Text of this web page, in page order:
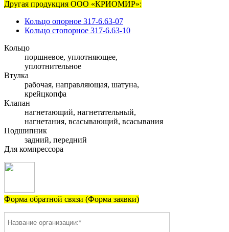
Другая продукция ООО «КРИОМИР»:
Кольцо опорное 317-6.63-07
Кольцо стопорное 317-6.63-10
Кольцо
поршневое, уплотняющее,
уплотнительное
Втулка
рабочая, направляющая, шатуна,
крейцкопфа
Клапан
нагнетающий, нагнетательный,
нагнетания, всасывающий, всасывания
Подшипник
задний, передний
Для компрессора
Форма обратной связи (Форма заявки)